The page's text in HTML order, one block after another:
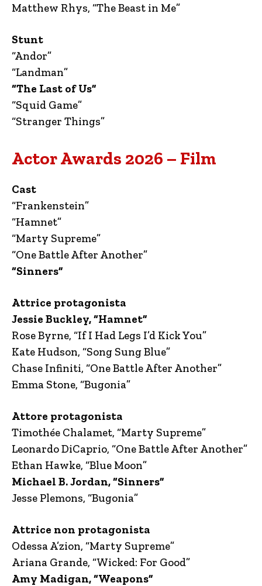
Matthew Rhys, “The Beast in Me”
Stunt
“Andor”
“Landman”
“The Last of Us”
“Squid Game”
“Stranger Things”
Actor Awards 2026 – Film
Cast
“Frankenstein”
“Hamnet”
“Marty Supreme”
“One Battle After Another”
“Sinners”
Attrice protagonista
Jessie Buckley, “Hamnet”
Rose Byrne, “If I Had Legs I’d Kick You”
Kate Hudson, “Song Sung Blue”
Chase Infiniti, “One Battle After Another”
Emma Stone, “Bugonia”
Attore protagonista
Timothée Chalamet, “Marty Supreme”
Leonardo DiCaprio, “One Battle After Another”
Ethan Hawke, “Blue Moon”
Michael B. Jordan, “Sinners”
Jesse Plemons, “Bugonia”
Attrice non protagonista
Odessa A’zion, “Marty Supreme”
Ariana Grande, “Wicked: For Good”
Amy Madigan, “Weapons”